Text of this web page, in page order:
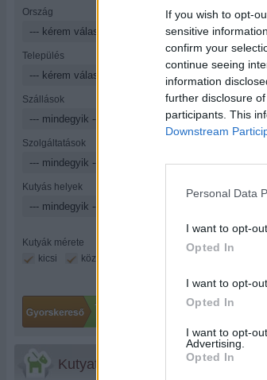
If you wish to opt-
sensitive
confirm your
continue seeing
information
further disclosure
participants. This
Downstream
Personal Data
I want to opt-
Opted In
I want to opt-
Opted In
I want to opt-
Advertising.
Opted In
Ország
Település
Szállások
Szolgáltatások
Kutyás helyek
Kutyák mérete
kicsi
közepes
Kutyatár